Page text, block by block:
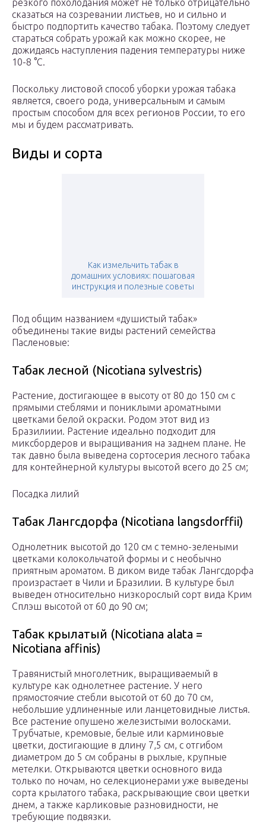
резкого похолодания может не только отрицательно
сказаться на созревании листьев, но и сильно и
быстро подпортить качество табака. Поэтому следует
стараться собрать урожай как можно скорее, не
дожидаясь наступления падения температуры ниже
10-8 °С.
Поскольку листовой способ уборки урожая табака
является, своего рода, универсальным и самым
простым способом для всех регионов России, то его
мы и будем рассматривать.
Виды и сорта
Как измельчить табак в
домашних условиях: пошаговая
инструкция и полезные советы
Под общим названием «душистый табак»
объединены такие виды растений семейства
Пасленовые:
Табак лесной (Nicotiana sylvestris)
Растение, достигающее в высоту от 80 до 150 см с
прямыми стеблями и пониклыми ароматными
цветками белой окраски. Родом этот вид из
Бразилиии. Растение идеально подходит для
миксбордеров и выращивания на заднем плане. Не
так давно была выведена сортосерия лесного табака
для контейнерной культуры высотой всего до 25 см;
Посадка лилий
Табак Лангсдорфа (Nicotiana langsdorffii)
Однолетник высотой до 120 см с темно-зелеными
цветками колокольчатой формы и с необычно
приятным ароматом. В диком виде табак Лангсдорфа
произрастает в Чили и Бразилии. В культуре был
выведен относительно низкорослый сорт вида Крим
Сплэш высотой от 60 до 90 см;
Табак крылатый (Nicotiana alata =
Nicotiana affinis)
Травянистый многолетник, выращиваемый в
культуре как однолетнее растение. У него
прямостоячие стебли высотой от 60 до 70 см,
небольшие удлиненные или ланцетовидные листья.
Все растение опушено железистыми волосками.
Трубчатые, кремовые, белые или карминовые
цветки, достигающие в длину 7,5 см, с отгибом
диаметром до 5 см собраны в рыхлые, крупные
метелки. Открываются цветки основного вида
только по ночам, но селекционерами уже выведены
сорта крылатого табака, раскрывающие свои цветки
днем, а также карликовые разновидности, не
требующие подвязки.